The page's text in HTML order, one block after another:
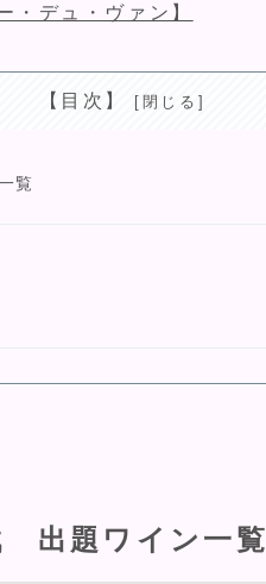
・デュ・ヴァン】
【目次】
覧
出題ワイン一覧